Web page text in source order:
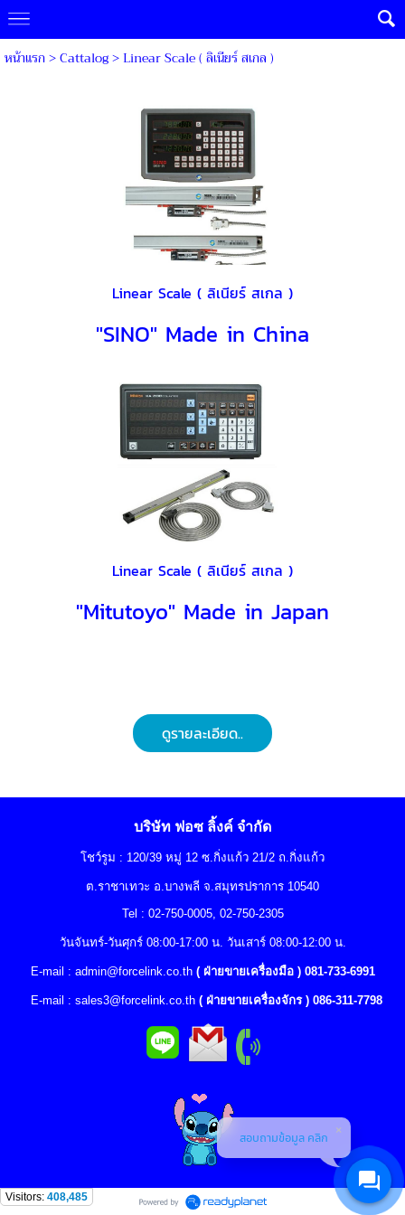
หน้าแรก> Cattalog >Linear Scale ( ลิเนียร์ สเกล )
Linear Scale ( ลิเนียร์ สเกล )
"SINO" Made in China
Linear Scale ( ลิเนียร์ สเกล )
"Mitutoyo" Made in Japan
ดูรายละเอียด..
บริษัท ฟอซ ลิ้งค์ จำกัด
โชว์รูม : 120/39 หมู่ 12 ซ.กิ่งแก้ว 21/2 ถ.กิ่งแก้ว
ต.ราชาเทวะ อ.บางพลี จ.สมุทรปราการ 10540
Tel : 02-750-0005, 02-750-2305
วันจันทร์-วันศุกร์ 08:00-17:00 น. วันเสาร์ 08:00-12:00 น.
E-mail : admin@forcelink.co.th ( ฝ่ายขายเครื่องมือ ) 081-733-6991
E-mail : sales3@forcelink.co.th ( ฝ่ายขายเครื่องจักร ) 086-311-7798
Visitors: 408,485
สอบถามข้อมูล คลิก